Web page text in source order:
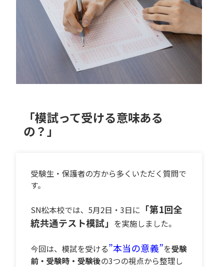
「模試って受ける意味ある
の？」
受験生・保護者の方から多くいただく質問で
す。
SN松本校では、5月2日・3日に 「第1回全
統共通テスト模試」 を実施しました。
今回は、模試を受ける”本当の意義”を受験
前・受験時・受験後の3つの視点から整理し